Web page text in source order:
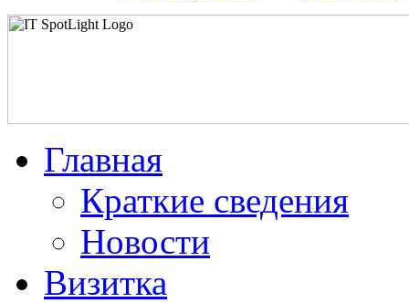
Главная
Краткие сведения
Новости
Визитка